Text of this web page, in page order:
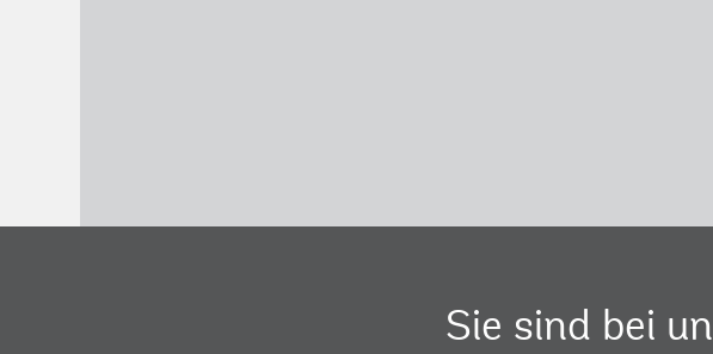
Sie sind bei